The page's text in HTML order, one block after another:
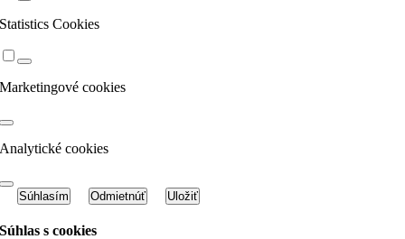
Statistics Cookies
Marketingové cookies
Analytické cookies
Súhlasím Odmietnúť Uložiť
Súhlas s cookies